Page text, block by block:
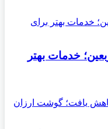
خدمات بهتر